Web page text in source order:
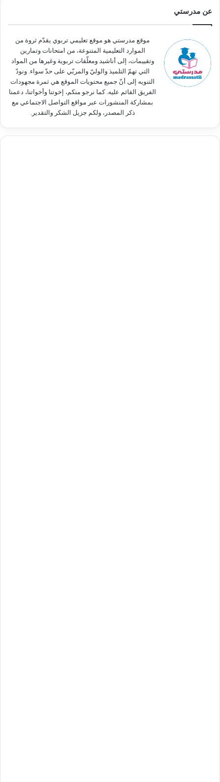
ن
عن مدرستي
موقع مدرستي هو موقع تعليمي تربوي يقدّم ثروة من
الموارد التعليمية المتنوعة، من امتحانات وتمارين
وتقييمات، إلى أناشيد ومعلّقات تربوية وغيرها من المواد
التي تهمّ التلميذ والوليّ والمربّي على حدّ سواء. ونودّ
التنويه إلى أنّ جميع محتويات الموقع هي ثمرة مجهودات
الفريق القائم عليه. كما نرجو منكم، إخوتنا وأخواتنا، دعمنا
بمشاركة المنشورات عبر مواقع التواصل الاجتماعي مع
ذكر المصدر، ولكم جزيل الشكر والتقدير.